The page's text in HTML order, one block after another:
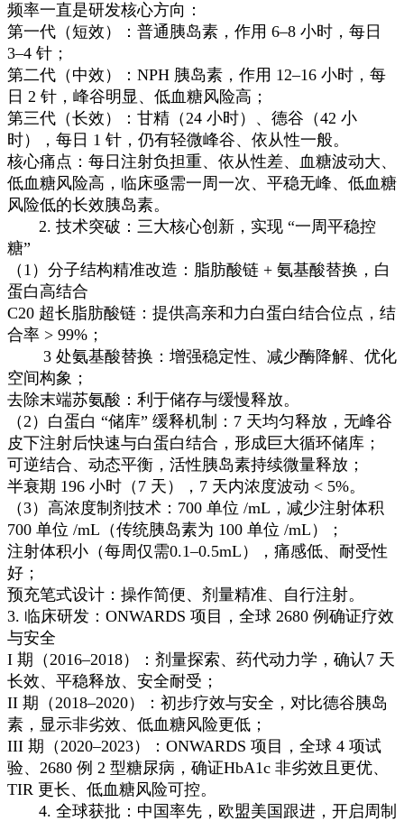
频率一直是研发核心方向：
第一代（短效）：普通胰岛素，作用 6–8 小时，每日
3–4 针；
第二代（中效）：NPH 胰岛素，作用 12–16 小时，每
日 2 针，峰谷明显、低血糖风险高；
第三代（长效）：甘精（24 小时）、德谷（42 小
时），每日 1 针，仍有轻微峰谷、依从性一般。
核心痛点：每日注射负担重、依从性差、血糖波动大、
低血糖风险高，临床亟需一周一次、平稳无峰、低血糖
风险低的长效胰岛素。
2. 技术突破：三大核心创新，实现 “一周平稳控
糖”
（1）分子结构精准改造：脂肪酸链 + 氨基酸替换，白
蛋白高结合
C20 超长脂肪酸链：提供高亲和力白蛋白结合位点，结
合率 > 99%；
3 处氨基酸替换：增强稳定性、减少酶降解、优化
空间构象；
去除末端苏氨酸：利于储存与缓慢释放。
（2）白蛋白 “储库” 缓释机制：7 天均匀释放，无峰谷
皮下注射后快速与白蛋白结合，形成巨大循环储库；
可逆结合、动态平衡，活性胰岛素持续微量释放；
半衰期 196 小时（7 天），7 天内浓度波动 < 5%。
（3）高浓度制剂技术：700 单位 /mL，减少注射体积
700 单位 /mL（传统胰岛素为 100 单位 /mL）；
注射体积小（每周仅需0.1–0.5mL），痛感低、耐受性
好；
预充笔式设计：操作简便、剂量精准、自行注射。
3. 临床研发：ONWARDS 项目，全球 2680 例确证疗效
与安全
I 期（2016–2018）：剂量探索、药代动力学，确认7 天
长效、平稳释放、安全耐受；
II 期（2018–2020）：初步疗效与安全，对比德谷胰岛
素，显示非劣效、低血糖风险更低；
III 期（2020–2023）：ONWARDS 项目，全球 4 项试
验、2680 例 2 型糖尿病，确证HbA1c 非劣效且更优、
TIR 更长、低血糖风险可控。
4. 全球获批：中国率先，欧盟美国跟进，开启周制